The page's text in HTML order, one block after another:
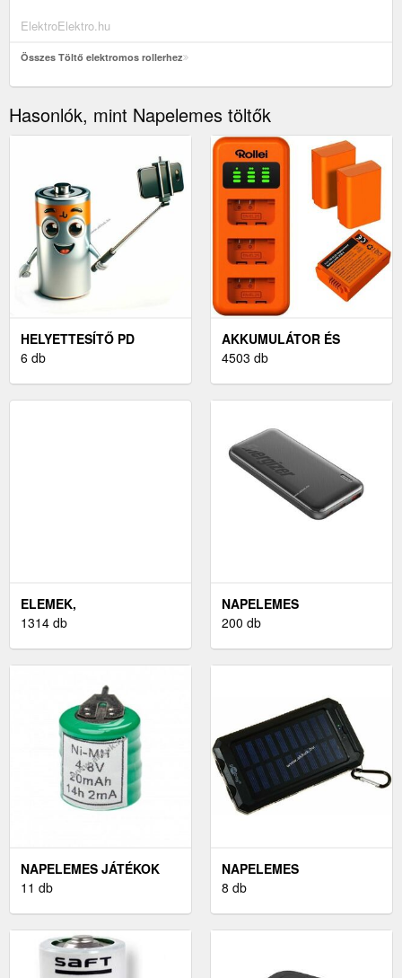
ElektroElektro.hu
Összes Töltő elektromos rollerhez
Hasonlók, mint Napelemes töltők
HELYETTESÍTŐ PD
GYORSTÖLTŐ TÖLTŐ
6 db
AKKUMULÁTOR ÉS
TÖLTŐ
4503 db
ELEMEK,
AKKUMULÁTOROK ÉS
1314 db
NAPELEMES
200 db
NAPELEMES JÁTÉKOK
11 db
NAPELEMES
AKKUMULÁTOR
8 db